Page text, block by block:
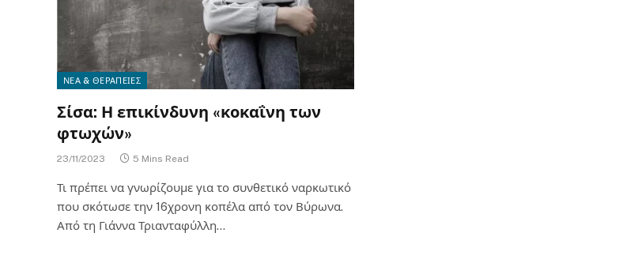
ΝΕΑ & ΘΕΡΑΠΕΙΕΣ
Σίσα: Η επικίνδυνη «κοκαΐνη των
φτωχών»
23/11/2023 5 Mins Read
Τι πρέπει να γνωρίζουμε για το συνθετικό ναρκωτικό
που σκότωσε την 16χρονη κοπέλα από τον Βύρωνα.
Από τη Γιάννα Τριανταφύλλη…